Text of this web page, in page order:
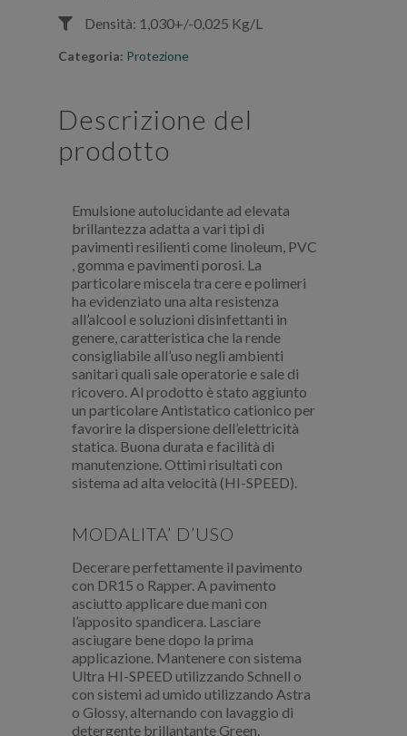
Densità: 1,030+/-0,025 Kg/L
Categoria: Protezione
Descrizione del
prodotto
Emulsione autolucidante ad elevata
brillantezza adatta a vari tipi di
pavimenti resilienti come linoleum, PVC
, gomma e pavimenti porosi. La
particolare miscela tra cere e polimeri
ha evidenziato una alta resistenza
all’alcool e soluzioni disinfettanti in
genere, caratteristica che la rende
consigliabile all’uso negli ambienti
sanitari quali sale operatorie e sale di
ricovero. Al prodotto è stato aggiunto
un particolare Antistatico cationico per
favorire la dispersione dell’elettricità
statica. Buona durata e facilità di
manutenzione. Ottimi risultati con
sistema ad alta velocità (HI-SPEED).
MODALITA’ D’USO
Decerare perfettamente il pavimento
con DR15 o Rapper. A pavimento
asciutto applicare due mani con
l’apposito spandicera. Lasciare
asciugare bene dopo la prima
applicazione. Mantenere con sistema
Ultra HI-SPEED utilizzando Schnell o
con sistemi ad umido utilizzando Astra
o Glossy, alternando con lavaggio di
detergente brillantante Green.